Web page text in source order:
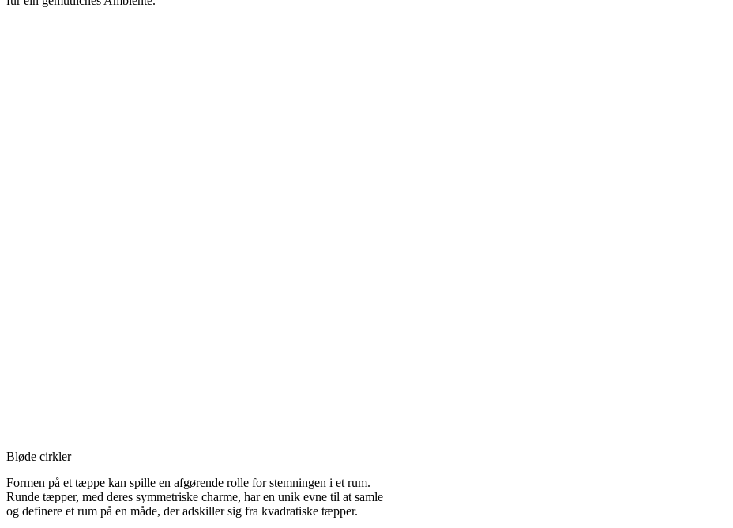
Bløde cirkler
Formen på et tæppe kan spille en afgørende rolle for stemningen i et rum.
Runde tæpper, med deres symmetriske charme, har en unik evne til at samle
og definere et rum på en måde, der adskiller sig fra kvadratiske tæpper.